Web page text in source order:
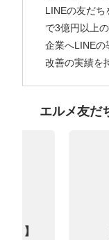
LINEの友だち
で3億円以上
企業へLINEの
改善の実績を
エルメ友だ
選 】